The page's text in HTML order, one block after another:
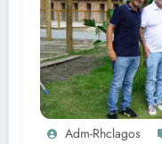
Adm-Rhclagos